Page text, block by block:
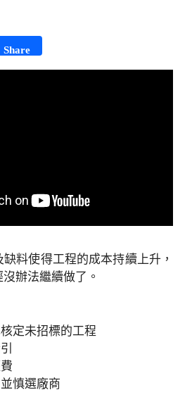
Share
料使得工程的成本持續上升，
辦法繼續做了。
定未招標的工程
慎選廠商